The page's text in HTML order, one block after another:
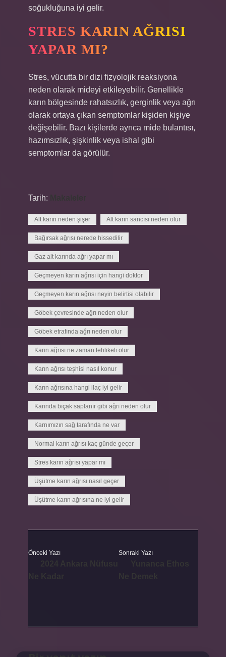
soğukluğuna iyi gelir.
STRES KARIN AĞRISI
YAPAR MI?
Stres, vücutta bir dizi fizyolojik reaksiyona
neden olarak mideyi etkileyebilir. Genellikle
karın bölgesinde rahatsızlık, gerginlik veya ağrı
olarak ortaya çıkan semptomlar kişiden kişiye
değişebilir. Bazı kişilerde ayrıca mide bulantısı,
hazımsızlık, şişkinlik veya ishal gibi
semptomlar da görülür.
Tarih:
Alt karın neden şişer Alt karın sancısı neden olur
Bağırsak ağrısı nerede hissedilir
Gaz alt karında ağrı yapar mı
Geçmeyen karın ağrısı için hangi doktor
Geçmeyen karın ağrısı neyin belirtisi olabilir
Göbek çevresinde ağrı neden olur
Göbek etrafında ağrı neden olur
Karın ağrısı ne zaman tehlikeli olur
Karın ağrısı teşhisi nasıl konur
Karın ağrısına hangi ilaç iyi gelir
Karında bıçak saplanır gibi ağrı neden olur
Karnımızın sağ tarafında ne var
Normal karın ağrısı kaç günde geçer
Stres karın ağrısı yapar mı
Üşütme karın ağrısı nasıl geçer
Üşütme karın ağrısına ne iyi gelir
Önceki Yazı Sonraki Yazı